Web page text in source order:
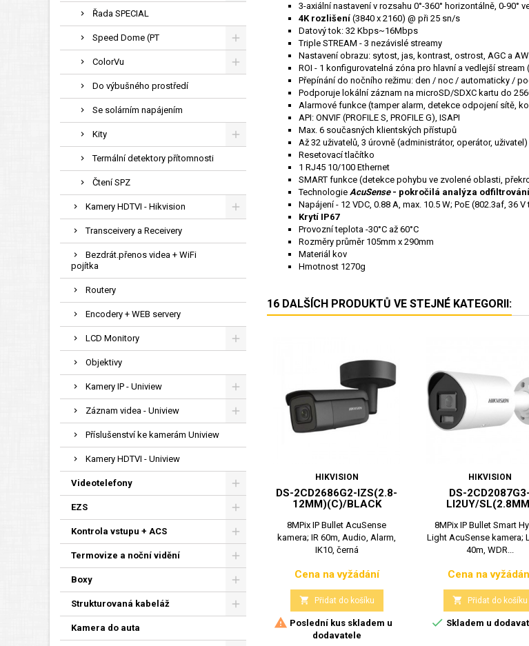
Řada SPECIAL
Speed Dome (PT
ColorVu
Do výbušného prostředí
Se solárním napájením
Kity
Termální detektory přítomnosti
Čtení SPZ
Kamery HDTVI - Hikvision
Transceivery a Receivery
Bezdrát.přenos videa + WiFi
pojítka
Routery
Encodery + WEB servery
LCD Monitory
Objektivy
Kamery IP - Uniview
Záznam videa - Uniview
Příslušenství ke kamerám Uniview
Kamery HDTVI - Uniview
Videotelefony
EZS
Kontrola vstupu + ACS
Termovize a noční vidění
Boxy
Strukturovaná kabeláž
Kamera do auta
3-axiální nastavení v rozsahu 0°-360° horizontálně, 0-90°
4K rozlišení (3840 x 2160) @ při 25 sn/s
Datový tok: 32 Kbps~16Mbps
Triple STREAM - 3 nezávislé streamy
Nastavení obrazu: sytost, jas, kontrast, ostrost, AGC a
ROI - 1 konfigurovatelná zóna pro hlavní a vedlejší stream
Přepínání do nočního režimu: den / noc / automaticky /
Podporuje lokální záznam na microSD/SDXC kartu do
Alarmové funkce (tamper alarm, detekce odpojení sítě,
API: ONVIF (PROFILE S, PROFILE G), ISAPI
Max. 6 současných klientských přístupů
Až 32 uživatelů, 3 úrovně (administrátor, operátor, uživatel)
Resetovací tlačítko
1 RJ45 10/100 Ethernet
SMART funkce (detekce pohybu ve zvolené oblasti,
Technologie AcuSense- pokročilá analýza
Napájení - 12 VDC, 0.88 A, max. 10.5 W; PoE (802.3af, 36
Krytí IP67
Provozní teplota -30°C až 60°C
Rozměry průměr 105mm x 290mm
Materiál kov
Hmotnost 1270g
16 DALŠÍCH PRODUKTŮ VE STEJNÉ KATEGORII:
HIKVISION
DS-2CD2686G2-IZS(2.8-
12MM)(C)/BLACK
8MPix IP Bullet AcuSense
kamera; IR 60m, Audio, Alarm,
IK10, černá
Cena
Cena na vyžádání
 Přidat do košíku
 Poslední kus skladem u
dodavatele
HIKVISION
DS-2CD2087G3-
LI2UY/
8MPix IP Bullet Smart
Light AcuSense kamera;
40m, WDR...
Cena
Cena na
 Přidat do košíku
 Skladem u